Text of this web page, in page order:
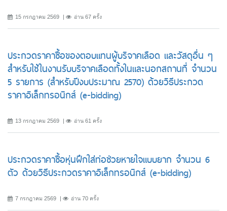
15 กรกฎาคม 2569 อ่าน 67 ครั้ง
ประกวดราคาซื้อของตอบแทนผู้บริจาคเลือด และวัสดุอื่น ๆ
สำหรับใช้ในงานรับบริจาคเลือดทั้งในและนอกสถานที่ จำนวน
5 รายการ (สำหรับปีงบประมาณ 2570) ด้วยวิธีประกวด
ราคาอิเล็กทรอนิกส์ (e-bidding)
13 กรกฎาคม 2569 อ่าน 61 ครั้ง
ประกวดราคาซื้อหุ่นฝึกใส่ท่อช่วยหายใจแบบยาก จำนวน 6
ตัว ด้วยวิธีประกวดราคาอิเล็กทรอนิกส์ (e-bidding)
7 กรกฎาคม 2569 อ่าน 70 ครั้ง